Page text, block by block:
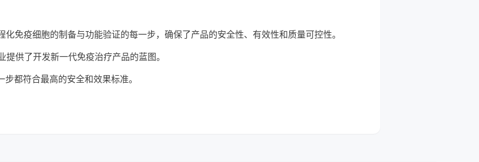
免疫细胞的制备与功能验证的每一步，确保了产品的安全性、有效性和质量可控性。
供了开发新一代免疫治疗产品的蓝图。
都符合最高的安全和效果标准。